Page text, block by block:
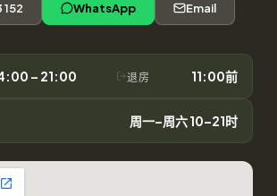
WhatsApp Email
– 21:00 退房 11:00前
周一–周六 10–21时